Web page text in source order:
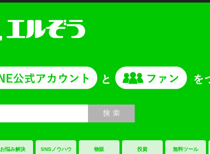
お悩み解決 SNSノウハウ 物販 投資 無料ツール